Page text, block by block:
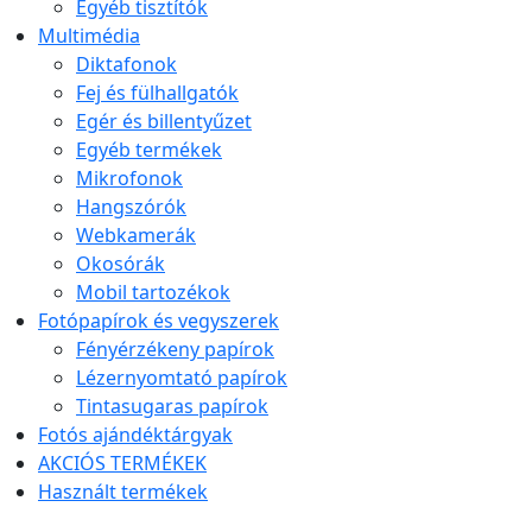
Egyéb tisztítók
Multimédia
Diktafonok
Fej és fülhallgatók
Egér és billentyűzet
Egyéb termékek
Mikrofonok
Hangszórók
Webkamerák
Okosórák
Mobil tartozékok
Fotópapírok és vegyszerek
Fényérzékeny papírok
Lézernyomtató papírok
Tintasugaras papírok
Fotós ajándéktárgyak
AKCIÓS TERMÉKEK
Használt termékek